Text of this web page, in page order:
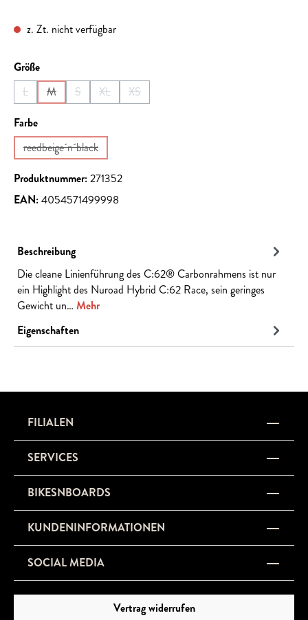
z. Zt. nicht verfügbar
Größeauswählen
L
(Diese Option ist zurzeit nicht verfügbar.)
M
(Diese Option ist zurzeit nicht verfügbar.)
S
(Diese Option ist zurzeit nicht verfügbar.)
XL
(Diese Option ist zurzeit nicht verfügbar.)
XS
(Diese Option ist zurzeit nicht verfügbar.)
Farbeauswählen
reedbeige´n´black
(Diese Option ist zurzeit nicht verfügbar.)
Produktnummer:271352
EAN:4054571499998
Beschreibung
Die cleane Linienführung des C:62® Carbonrahmens ist nur
ein Highlight des Nuroad Hybrid C:62 Race, sein geringes
Gewicht un… Mehr
Eigenschaften
FILIALEN
SERVICES
BIKESNBOARDS
KUNDENINFORMATIONEN
SOCIAL MEDIA
Vertrag widerrufen